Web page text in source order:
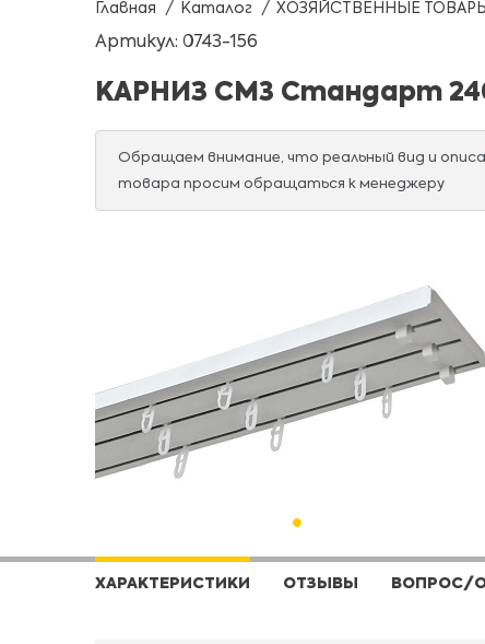
Главная Каталог ХОЗЯЙСТВЕННЫЕ ТОВАРЫ
Артикул: 0743-156
КАРНИЗ СМ3 Стандарт
Обращаем внимание, что реальный вид и
товара просим обращаться к менеджеру
ХАРАКТЕРИСТИКИ ОТЗЫВЫ ВОПРОС/